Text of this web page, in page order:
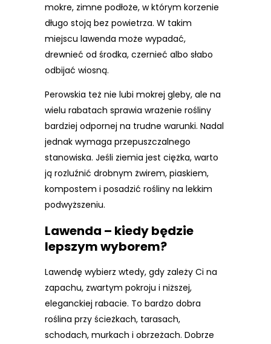
mokre, zimne podłoże, w którym korzenie
długo stoją bez powietrza. W takim
miejscu lawenda może wypadać,
drewnieć od środka, czernieć albo słabo
odbijać wiosną.
Perowskia też nie lubi mokrej gleby, ale na
wielu rabatach sprawia wrażenie rośliny
bardziej odpornej na trudne warunki. Nadal
jednak wymaga przepuszczalnego
stanowiska. Jeśli ziemia jest ciężka, warto
ją rozluźnić drobnym żwirem, piaskiem,
kompostem i posadzić rośliny na lekkim
podwyższeniu.
Lawenda – kiedy będzie
lepszym wyborem?
Lawendę wybierz wtedy, gdy zależy Ci na
zapachu, zwartym pokroju i niższej,
eleganckiej rabacie. To bardzo dobra
roślina przy ścieżkach, tarasach,
schodach, murkach i obrzeżach. Dobrze